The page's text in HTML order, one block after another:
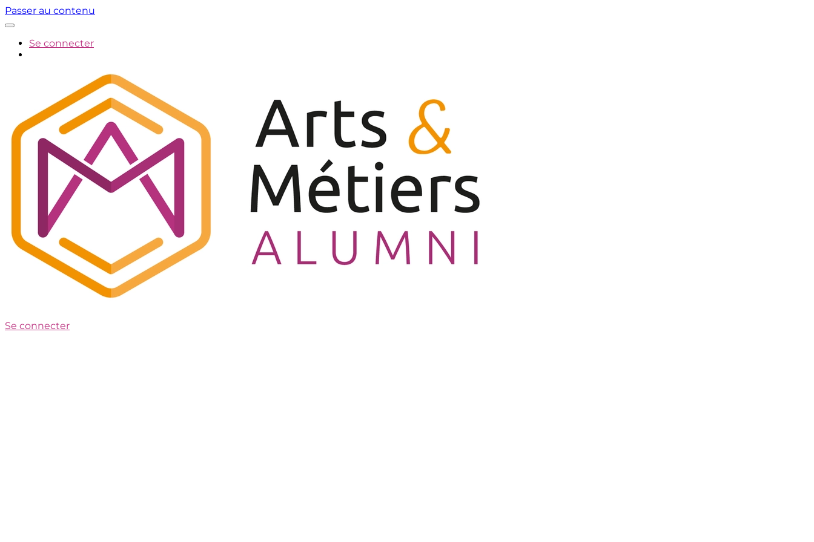
Passer au contenu
Se connecter
Se connecter